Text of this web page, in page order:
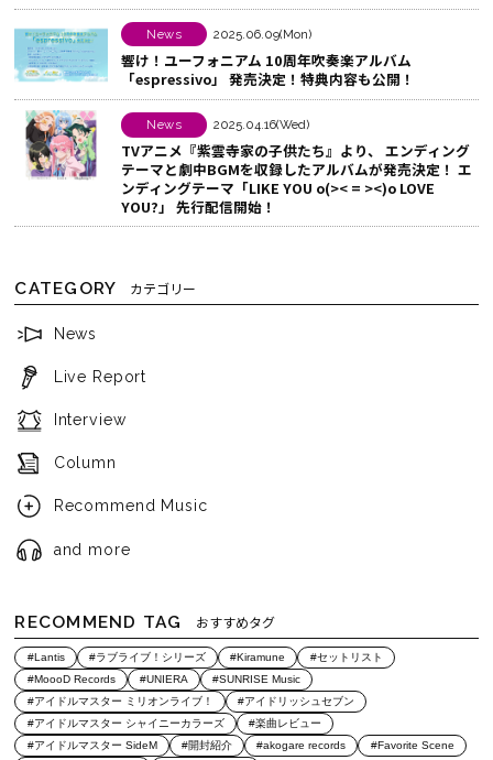
す
る
News 2025.06.09(Mon)
響け！ユーフォニアム 10周年吹奏楽アルバム
「espressivo」 発売決定！特典内容も公開！
News 2025.04.16(Wed)
TVアニメ『紫雲寺家の子供たち』より、 エンディング
テーマと劇中BGMを収録したアルバムが発売決定！ エ
ンディングテーマ「LIKE YOU o(>< = ><)o LOVE
YOU?」 先行配信開始！
CATEGORY カテゴリー
News
Live Report
Interview
Column
Recommend Music
and more
RECOMMEND TAG おすすめタグ
#Lantis #ラブライブ！シリーズ #Kiramune
#セットリスト
#MoooD Records
#UNIERA
#SUNRISE Music
#アイドルマスター ミリオンライブ！
#アイドリッシュセブン
#アイドルマスター シャイニーカラーズ
#楽曲レビュー
#アイドルマスター SideM
#開封紹介 #akogare records
#Favorite Scene